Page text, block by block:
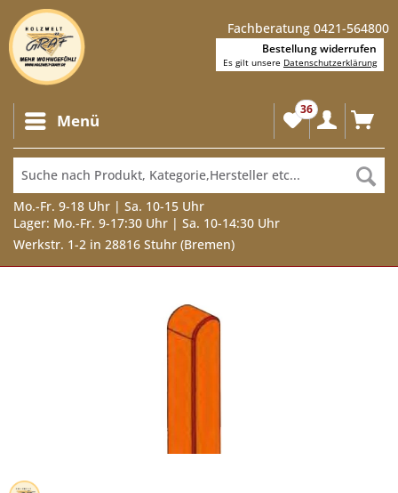
Fachberatung 0421-564800
Menü
36
Mo.-Fr. 9-18 Uhr | Sa. 10-15 Uhr
Lager: Mo.-Fr. 9-17:30 Uhr | Sa. 10-14:30 Uhr
Werkstr. 1-2 in 28816 Stuhr (Bremen)
Bestellung widerrufen
Es gilt unsere Datenschutzerklärung